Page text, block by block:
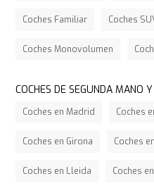
Coches Familiar Coches
Coches Monovolumen
COCHES DE SEGUNDA MANO
Coches en Madrid Coches
Coches en Girona Coches
Coches en Lleida Coches